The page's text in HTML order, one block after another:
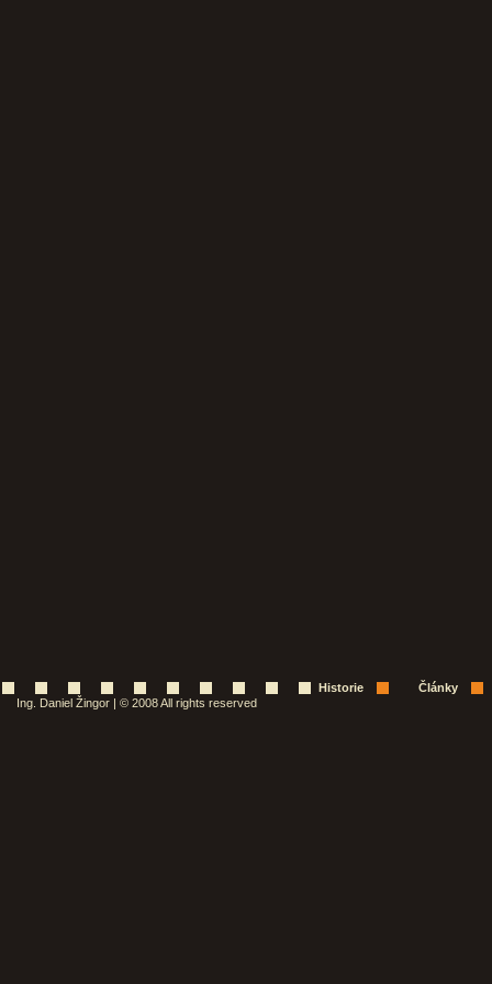
Historie
Články
Ing. Daniel Žingor | © 2008 All rights reserved